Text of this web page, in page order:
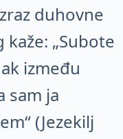
duhovne
„Subote
između
sam ja
(Jezekilj